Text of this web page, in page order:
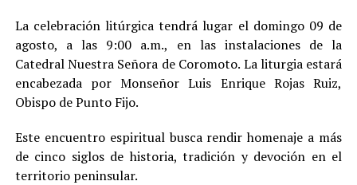
La celebración litúrgica tendrá lugar el domingo 09 de
agosto, a las 9:00 a.m., en las instalaciones de la
Catedral Nuestra Señora de Coromoto. La liturgia estará
encabezada por Monseñor Luis Enrique Rojas Ruiz,
Obispo de Punto Fijo.
Este encuentro espiritual busca rendir homenaje a más
de cinco siglos de historia, tradición y devoción en el
territorio peninsular.